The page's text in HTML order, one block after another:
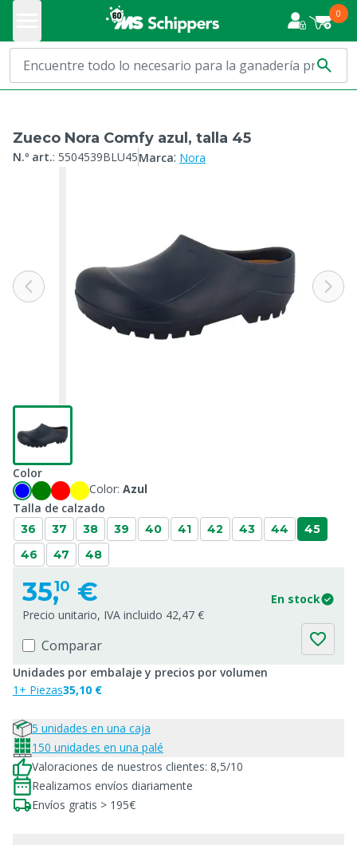
0
Zueco Nora Comfy azul, talla 45
N.º art.: 5504539BLU45Marca: Nora
Color
Color: Azul
Talla de calzado
36 37 38 39 40 41 42 43 44
45
46
47 48
35,10 €
En stock
Precio unitario, IVA incluido 42,47 €
Comparar
Unidades por embalaje y precios por volumen
1+ Piezas35,10 €
5 unidades en una caja
150 unidades en una palé
Valoraciones de nuestros clientes: 8,5/10
Realizamos envíos diariamente
Envíos gratis > 195€